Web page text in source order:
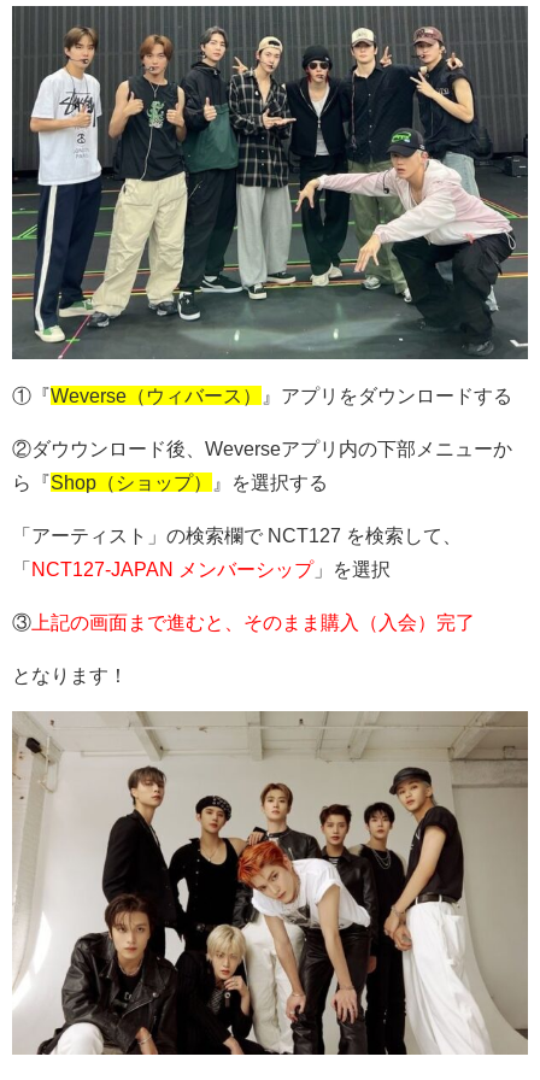
①『Weverse（ウィバース） 』アプリをダウンロードする
②ダウウンロード後、Weverseアプリ内の下部メニューか
ら『Shop（ショップ） 』を選択する
「アーティスト」の検索欄で NCT127 を検索して、
「 NCT127-JAPAN メンバーシップ」を選択
③ 上記の画面まで進むと、そのまま購入（入会）完了
となります！